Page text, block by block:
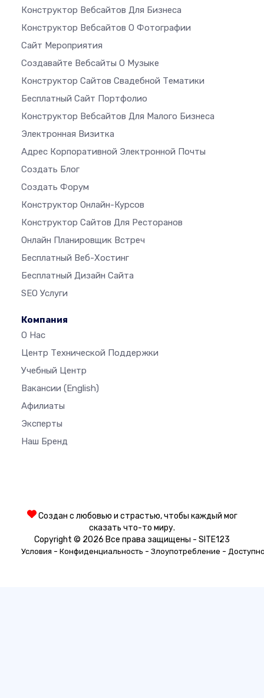
Конструктор Вебсайтов Для Бизнеса
Конструктор Вебсайтов О Фотографии
Сайт Мероприятия
Создавайте Вебсайты О Музыке
Конструктор Сайтов Свадебной Тематики
Бесплатный Сайт Портфолио
Конструктор Вебсайтов Для Малого Бизнеса
Электронная Визитка
Адрес Корпоративной Электронной Почты
Создать Блог
Создать Форум
Конструктор Онлайн-Курсов
Конструктор Сайтов Для Ресторанов
Онлайн Планировщик Встреч
Бесплатный Веб-Хостинг
Бесплатный Дизайн Сайта
SEO Услуги
Компания
О Нас
Центр Технической Поддержки
Учебный Центр
Вакансии (English)
Афилиаты
Эксперты
Наш Бренд
Создан с любовью и страстью, чтобы каждый мог
сказать что-то миру.
Copyright © 2026 Все права защищены - SITE123
Условия - Конфиденциальность - Злоупотребление -